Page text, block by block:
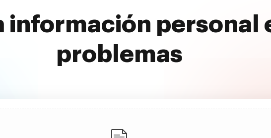
información personal
problemas